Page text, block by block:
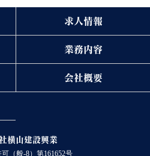
求人情報
業務内容
会社概要
横山建設興業
（般-8）第161652号